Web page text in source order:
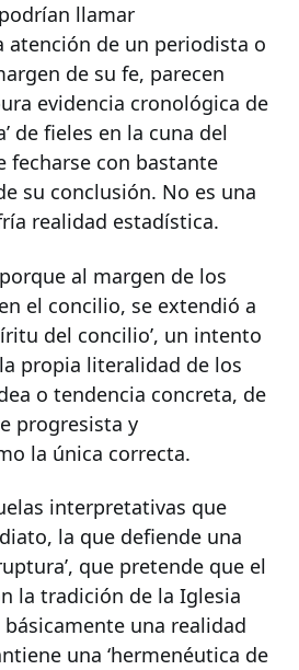
llamar
atención de un periodista o
de su fe, parecen
evidencia cronológica de
de fieles en la cuna del
fecharse con bastante
su conclusión. No es una
realidad estadística.
al margen de los
el concilio, se extendió a
del concilio’, un intento
propia literalidad de los
o tendencia concreta, de
progresista y
la única correcta.
interpretativas que
la que defiende una
que pretende que el
la tradición de la Iglesia
una realidad
una ‘hermenéutica de